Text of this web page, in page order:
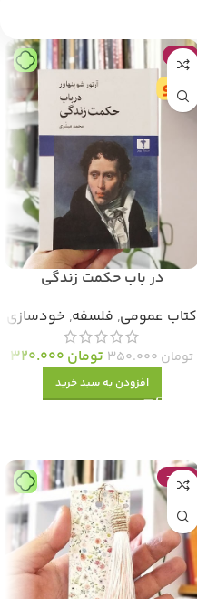
-9%
در باب حکمت زندگی
کتاب عمومی, فلسفه, خودسازی
تومان350.000 تومان
افزودن به سبد خرید
-47%